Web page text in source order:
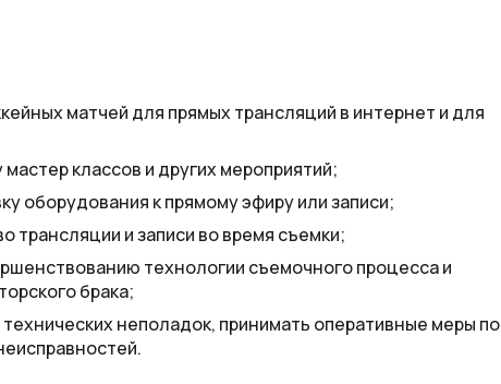
матчей для прямых трансляций в интернет и для
классов и других мероприятий;
оборудования к прямому эфиру или записи;
трансляции и записи во время съемки;
технологии съемочного процесса и
брака;
неполадок, принимать оперативные меры по